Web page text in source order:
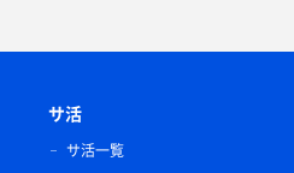
サ活
サ活一覧